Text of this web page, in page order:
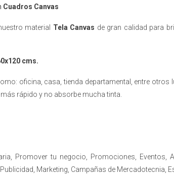
Cuadros Canvas
material Tela Canvas de gran calidad para
cms.
oficina, casa, tienda departamental, entre otros
rápido y no absorbe mucha tinta.
Promover tu negocio, Promociones, Eventos,
Marketing, Campañas de Mercadotecnia,